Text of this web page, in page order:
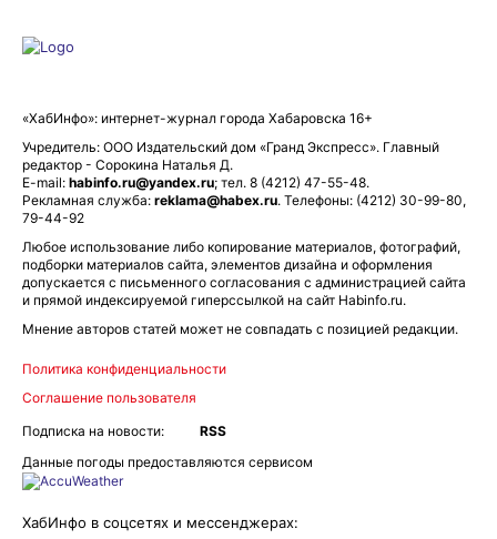
«ХабИнфо»: интернет-журнал города Хабаровска 16+
Учредитель: ООО Издательский дом «Гранд Экспресс». Главный
редактор - Сорокина Наталья Д.
E-mail: habinfo.ru@yandex.ru; тел. 8 (4212) 47-55-48.
Рекламная служба: reklama@habex.ru. Телефоны: (4212) 30-99-80,
79-44-92
Любое использование либо копирование материалов, фотографий,
подборки материалов сайта, элементов дизайна и оформления
допускается с письменного согласования с администрацией сайта
и прямой индексируемой гиперссылкой на сайт Habinfo.ru.
Мнение авторов статей может не совпадать с позицией редакции.
Политика конфиденциальности
Соглашение пользователя
Подписка на новости:
RSS
Данные погоды предоставляются сервисом
ХабИнфо в соцсетях и мессенджерах: